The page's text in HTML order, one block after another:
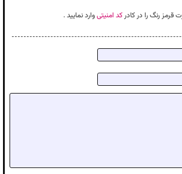
قرمز رنگ را در کادرکد امنیتیوارد نمایید .